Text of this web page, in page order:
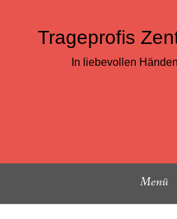
Trageprofis
In liebevollen
Menü